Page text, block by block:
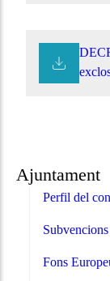
Ajuntament
Perfil del
Fons